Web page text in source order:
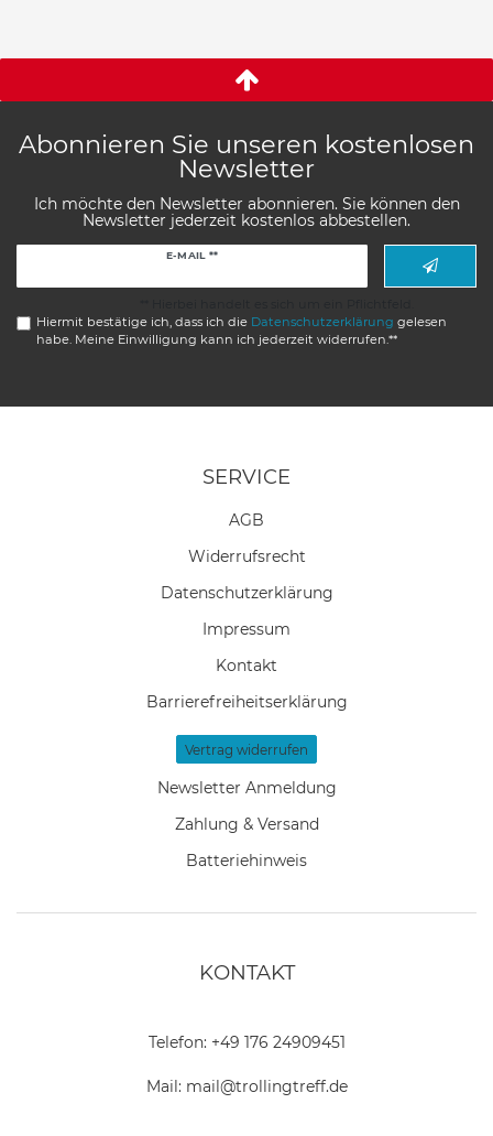
Abonnieren Sie unseren kostenlosen
Newsletter
Ich möchte den Newsletter abonnieren. Sie können den
Newsletter jederzeit kostenlos abbestellen.
E-MAIL **
Hiermit bestätige ich, dass ich die Daten­schutz­erklärung gelesen
habe. Meine Einwilligung kann ich jederzeit widerrufen.**
SERVICE
AGB
Widerrufs­recht
Daten­schutz­erklärung
Impressum
Kontakt
Barrierefreiheitserklärung
Vertrag widerrufen
Newsletter Anmeldung
Zahlung & Versand
Batteriehinweis
KONTAKT
Telefon: +49 176 24909451
Mail: mail@trollingtreff.de